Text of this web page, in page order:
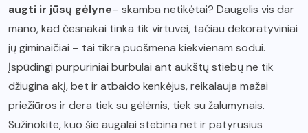
augti ir jūsų gėlyne– skamba netikėtai? Daugelis vis dar
mano, kad česnakai tinka tik virtuvei, tačiau dekoratyviniai
jų giminaičiai – tai tikra puošmena kiekvienam sodui.
Įspūdingi purpuriniai burbulai ant aukštų stiebų ne tik
džiugina akį, bet ir atbaido kenkėjus, reikalauja mažai
priežiūros ir dera tiek su gėlėmis, tiek su žalumynais.
Sužinokite, kuo šie augalai stebina net ir patyrusius